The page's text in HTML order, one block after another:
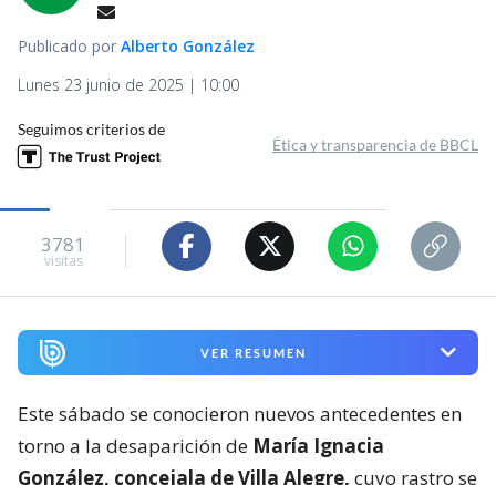
Publicado por Alberto González
Lunes 23 junio de 2025 | 10:00
Seguimos criterios de
Ética y transparencia de BBCL
3781
visitas
VER RESUMEN
Este sábado se conocieron nuevos antecedentes en
torno a la desaparición de María Ignacia
González, concejala de Villa Alegre, cuyo rastro se